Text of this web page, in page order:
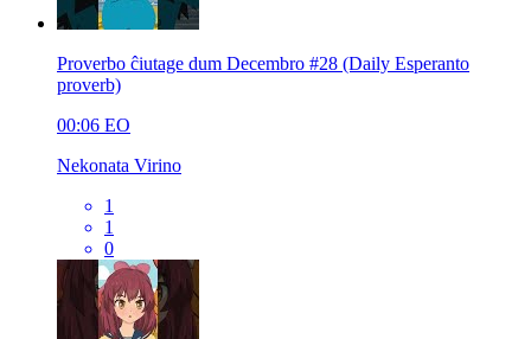
Proverbo ĉiutage dum Decembro #28 (Daily Esperanto
proverb)
00:06 EO
Nekonata Virino
1
1
0